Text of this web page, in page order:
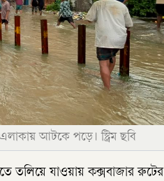
আটকে পড়ে। স্ট্রিম ছবি
তলিয়ে যাওয়ায় কক্সবাজার রুটের